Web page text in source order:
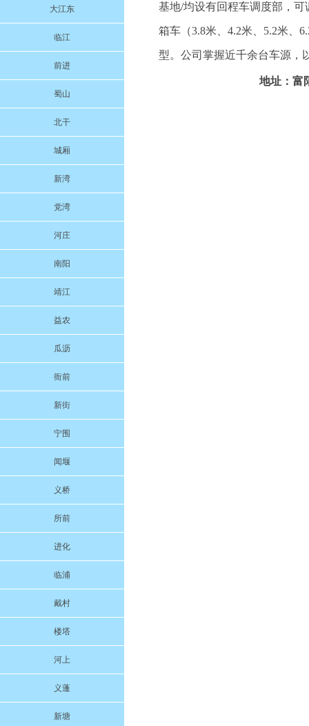
大江东
临江
前进
蜀山
北干
城厢
新湾
党湾
河庄
南阳
靖江
益农
瓜沥
衙前
新街
宁围
闻堰
义桥
所前
进化
临浦
戴村
楼塔
河上
义蓬
新塘
基地/均设有回程车调度部，
箱车（3.8米、4.2米、5.2米、
型。公司掌握近千余台车源，
地址：富